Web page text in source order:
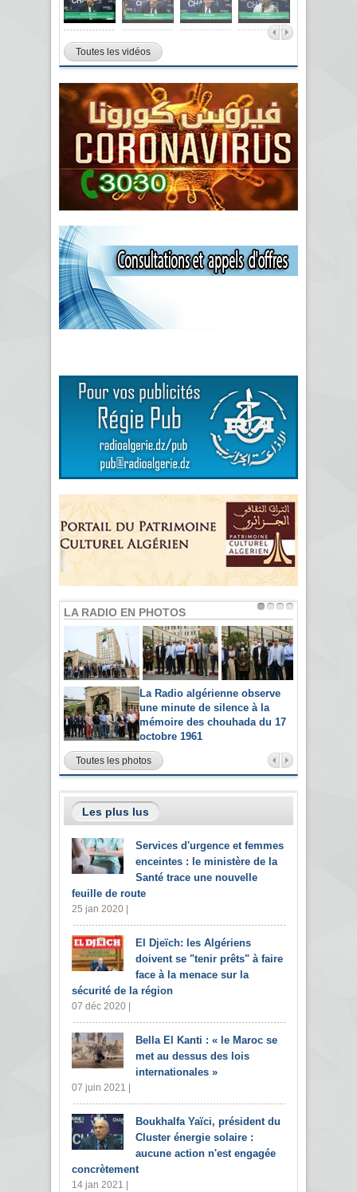
Toutes les vidéos
LA RADIO EN PHOTOS
La Radio algérienne observe
une minute de silence à la
mémoire des chouhada du 17
octobre 1961
Toutes les photos
Les plus lus
Services d'urgence et femmes
enceintes : le ministère de la
Santé trace une nouvelle
feuille de route
25 jan 2020 |
El Djeïch: les Algériens
doivent se "tenir prêts" à faire
face à la menace sur la
sécurité de la région
07 déc 2020 |
Bella El Kanti : « le Maroc se
met au dessus des lois
internationales »
07 juin 2021 |
Boukhalfa Yaïci, président du
Cluster énergie solaire :
aucune action n'est engagée
concrètement
14 jan 2021 |